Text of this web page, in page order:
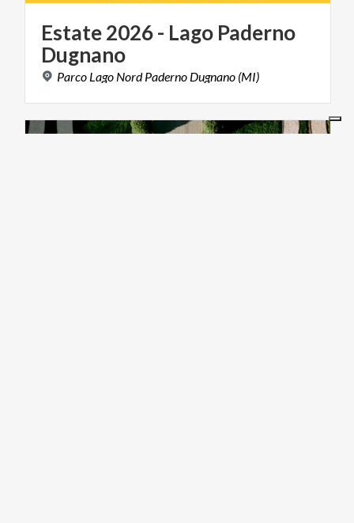
Estate2026- Lago Paderno
Dugnano
Parco Lago Nord Paderno Dugnano (MI)